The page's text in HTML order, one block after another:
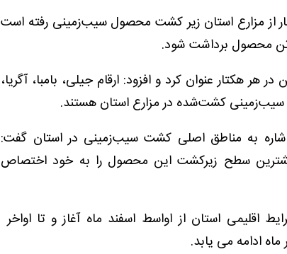
اظهار کرد: در سال جاری، یک‌هزار و ۷۵۰ هکتار از مزارع استان زیر کشت محصول سیب‌زمینی رفته است
تولید این محصول را به طور میانگین ۳۳.۲ تن در هر هکتار عنوان کرد و افزود: ارقام جیلی، بامبا، آگریا،
سیب‌زمینی کشت‌شده در مزارع استان هستند.
اشاره به مناطق اصلی کشت سیب‌زمینی در استان گفت:
سطح زیرکشت این محصول را به خود اختصاص
اقلیمی استان از اواسط اسفند ماه آغاز و تا اواخر
ادامه می یابد.